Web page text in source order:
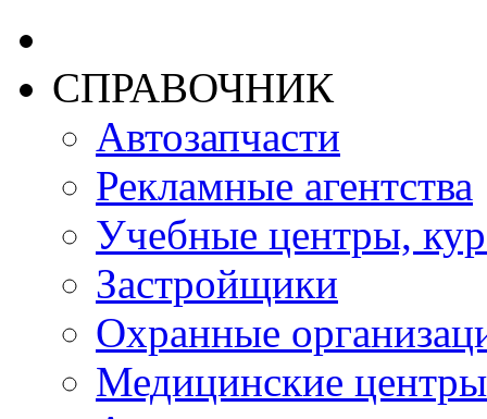
СПРАВОЧНИК
Автозапчасти
Рекламные агентства
Учебные центры,
Застройщики
Охранные
Медицинские центры